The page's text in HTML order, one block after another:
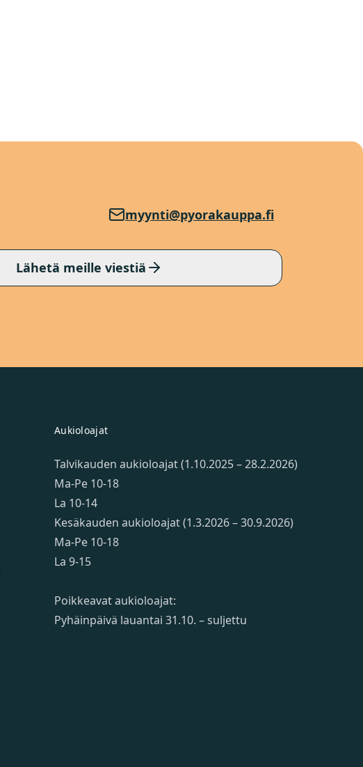
myynti@pyorakauppa.fi
Lähetä meille viestiä
Aukioloajat
Talvikauden aukioloajat (1.10.2025 – 28.2.2026)
Ma-Pe 10-18
La 10-14
Kesäkauden aukioloajat (1.3.2026 – 30.9.2026)
Ma-Pe 10-18
La 9-15
Poikkeavat aukioloajat:
Pyhäinpäivä lauantai 31.10. – suljettu